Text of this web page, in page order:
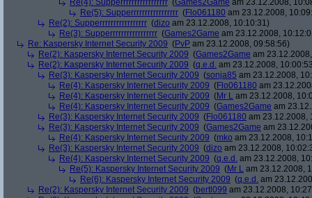
Re(4): Supperrrrrrrrrrrrrrrrr (Games2Game am 23.12.2008,
Re(5): Supperrrrrrrrrrrrrrrrr (Flo061180 am 23.12.2008,
Re(2): Supperrrrrrrrrrrrrrrrr (dizo am 23.12.2008, 10:10:31)
Re(3): Supperrrrrrrrrrrrrrrrr (Games2Game am 23.12.2008,
Re: Kaspersky Internet Security 2009 (PvP am 23.12.2008, 09:58:56)
Re(2): Kaspersky Internet Security 2009 (Games2Game am
Re(2): Kaspersky Internet Security 2009 (q.e.d. am 23.12.2008,
Re(3): Kaspersky Internet Security 2009 (sonja85 am 23.12.2008,
Re(4): Kaspersky Internet Security 2009 (Flo061180 am
Re(4): Kaspersky Internet Security 2009 (Mr L am 23.12.2008,
Re(4): Kaspersky Internet Security 2009 (Games2Game am
Re(3): Kaspersky Internet Security 2009 (Flo061180 am 23.12.2008,
Re(3): Kaspersky Internet Security 2009 (Games2Game am
Re(4): Kaspersky Internet Security 2009 (mko am 23.12.2008,
Re(3): Kaspersky Internet Security 2009 (dizo am 23.12.2008,
Re(4): Kaspersky Internet Security 2009 (q.e.d. am 23.12.2008,
Re(5): Kaspersky Internet Security 2009 (Mr L am 23.12.2008,
Re(6): Kaspersky Internet Security 2009 (q.e.d. am
Re(2): Kaspersky Internet Security 2009 (bertl099 am 23.12.2008,